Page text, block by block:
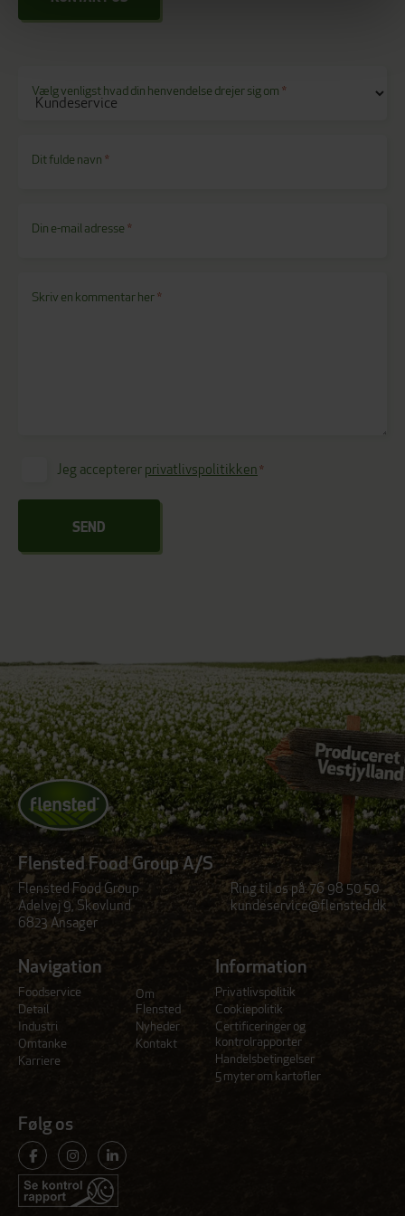
Vælg venligst hvad din henvendelse drejer sig om *
Dit fulde navn *
Din e-mail adresse *
Skriv en kommentar her*
ConsentJeg accepterer privatlivspolitikken*
Flensted Food Group A/S
Flensted Food Group
Adelvej 9, Skovlund
6823 Ansager
Ring til os på:76 98 50 50
kundeservice@flensted.dk
Navigation
Foodservice
Detail
Industri
Omtanke
Karriere
Om
Flensted
Nyheder
Kontakt
Information
Privatlivspolitik
Cookiepolitik
Certificeringer og
kontrolrapporter
Handelsbetingelser
5 myter om kartofler
Følg os